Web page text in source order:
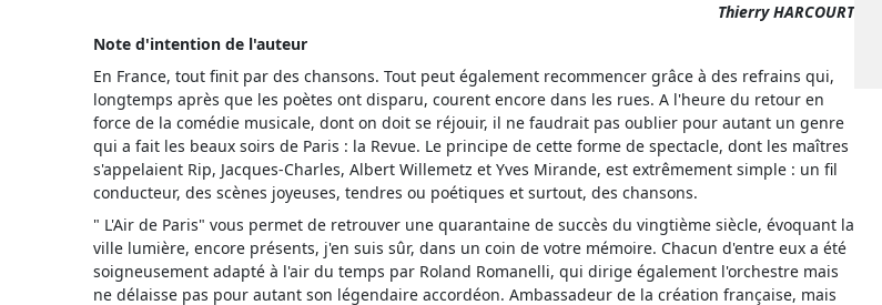
Thierry HARCOURT
Note d'intention de l'auteur
En France, tout finit par des chansons. Tout peut également recommencer grâce à des refrains qui,
longtemps après que les poètes ont disparu, courent encore dans les rues. A l'heure du retour en
force de la comédie musicale, dont on doit se réjouir, il ne faudrait pas oublier pour autant un genre
qui a fait les beaux soirs de Paris : la Revue. Le principe de cette forme de spectacle, dont les maîtres
s'appelaient Rip, Jacques-Charles, Albert Willemetz et Yves Mirande, est extrêmement simple : un fil
conducteur, des scènes joyeuses, tendres ou poétiques et surtout, des chansons.
" L'Air de Paris" vous permet de retrouver une quarantaine de succès du vingtième siècle, évoquant la
ville lumière, encore présents, j'en suis sûr, dans un coin de votre mémoire. Chacun d'entre eux a été
soigneusement adapté à l'air du temps par Roland Romanelli, qui dirige également l'orchestre mais
ne délaisse pas pour autant son légendaire accordéon. Ambassadeur de la création française, mais